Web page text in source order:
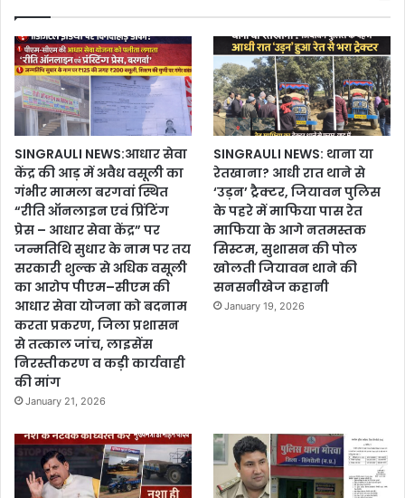
SINGRAULI NEWS:आधार सेवा
केंद्र की आड़ में अवैध वसूली का
गंभीर मामला बरगवां स्थित
“रीति ऑनलाइन एवं प्रिंटिंग
प्रेस – आधार सेवा केंद्र” पर
जन्मतिथि सुधार के नाम पर तय
सरकारी शुल्क से अधिक वसूली
का आरोप पीएम–सीएम की
आधार सेवा योजना को बदनाम
करता प्रकरण, जिला प्रशासन
से तत्काल जांच, लाइसेंस
निरस्तीकरण व कड़ी कार्यवाही
की मांग
January 21, 2026
SINGRAULI NEWS: थाना या
रेतखाना? आधी रात थाने से
‘उड़न’ ट्रैक्टर, जियावन पुलिस
के पहरे में माफिया पास रेत
माफिया के आगे नतमस्तक
सिस्टम, सुशासन की पोल
खोलती जियावन थाने की
सनसनीखेज कहानी
January 19, 2026